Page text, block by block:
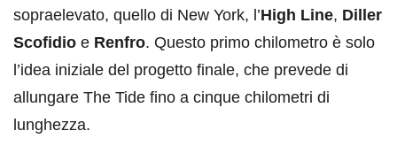
sopraelevato, quello di New York, l’High Line, Diller
Scofidio e Renfro. Questo primo chilometro è solo
l’idea iniziale del progetto finale, che prevede di
allungare The Tide fino a cinque chilometri di
lunghezza.